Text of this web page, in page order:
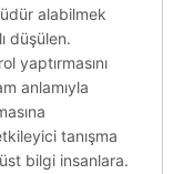
alabilmek
düşülen.
yaptırmasını
anlamıyla
tanışma
bilgi insanlara.